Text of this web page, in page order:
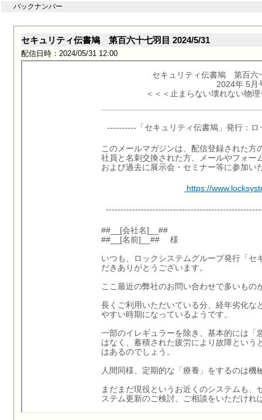
バックナンバー
セキュリティ伝書鳩 第百六十七羽目 2024/5/31
配信日時：2024/05/31 12:00